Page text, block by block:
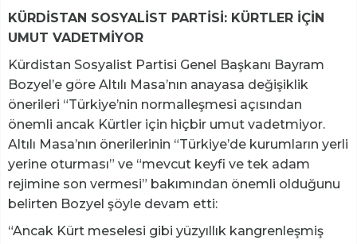
KÜRDİSTAN SOSYALİST PARTİSİ: KÜRTLER İÇİN
UMUT VADETMİYOR
Kürdistan Sosyalist Partisi Genel Başkanı Bayram
Bozyel’e göre Altılı Masa’nın anayasa değişiklik
önerileri “Türkiye’nin normalleşmesi açısından
önemli ancak Kürtler için hiçbir umut vadetmiyor.
Altılı Masa’nın önerilerinin “Türkiye’de kurumların yerli
yerine oturması” ve “mevcut keyfi ve tek adam
rejimine son vermesi” bakımından önemli olduğunu
belirten Bozyel şöyle devam etti:
“Ancak Kürt meselesi gibi yüzyıllık kangrenleşmiş